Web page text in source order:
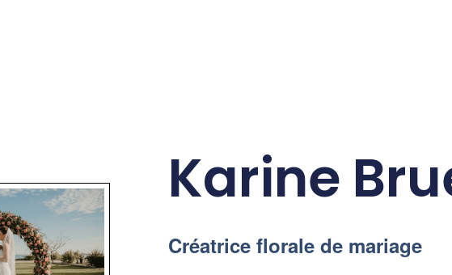
Karine
Créatrice florale de mariage